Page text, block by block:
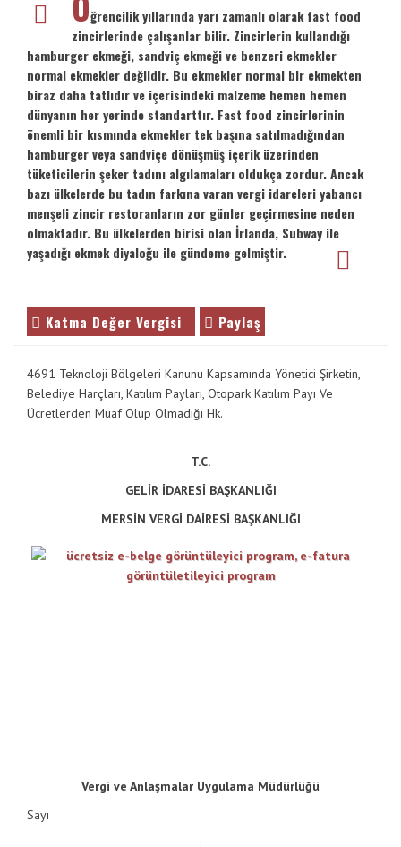
ğrencilik yıllarında yarı zamanlı olarak fast food
zincirlerinde çalışanlar bilir. Zincirlerin kullandığı
hamburger ekmeği, sandviç ekmeği ve benzeri ekmekler
normal ekmekler değildir. Bu ekmekler normal bir ekmekten
biraz daha tatlıdır ve içerisindeki malzeme hemen hemen
dünyanın her yerinde standarttır. Fast food zincirlerinin
önemli bir kısmında ekmekler tek başına satılmadığından
hamburger veya sandviçe dönüşmüş içerik üzerinden
tüketicilerin şeker tadını algılamaları oldukça zordur. Ancak
bazı ülkelerde bu tadın farkına varan vergi idareleri yabancı
menşeli zincir restoranların zor günler geçirmesine neden
olmaktadır. Bu ülkelerden birisi olan İrlanda, Subway ile
yaşadığı ekmek diyaloğu ile gündeme gelmiştir.
Katma Değer Vergisi Paylaş
4691 Teknoloji Bölgeleri Kanunu Kapsamında Yönetici Şirketin,
Belediye Harçları, Katılım Payları, Otopark Katılım Payı Ve
Ücretlerden Muaf Olup Olmadığı Hk.
T.C.
GELİR İDARESİ BAŞKANLIĞI
MERSİN VERGİ DAİRESİ BAŞKANLIĞI
Vergi ve Anlaşmalar Uygulama Müdürlüğü
Sayı
: